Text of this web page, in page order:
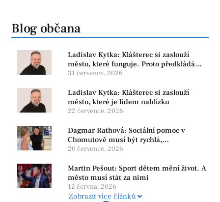
Blog občana
Ladislav Kytka: Klášterec si zaslouží
město, které funguje. Proto předkládáme
program, který řeší skutečné problémy
31 července, 2026
Ladislav Kytka: Klášterec si zaslouží
město, které je lidem nablízku
22 července, 2026
Dagmar Rathová: Sociální pomoc v
Chomutově musí být rychlá,
srozumitelná a férová. Ne udržovat lidi v
20 července, 2026
Martin Pešout: Sport dětem mění život. A
město musí stát za nimi
12 června, 2026
Zobrazit více článků